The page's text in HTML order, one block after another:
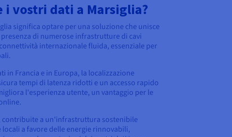
i vostri dati a Marsiglia?
significa optare per una soluzione che unisce
di numerose infrastrutture di cavi
internazionale fluida, essenziale per
in Francia e in Europa, la localizzazione
tempi di latenza ridotti e un accesso rapido
l'esperienza utente, un vantaggio per le
contribuite a un'infrastruttura sostenibile
a favore delle energie rinnovabili,